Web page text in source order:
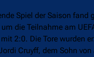
Spiel der Saison fand
die Teilnahme am
2:0. Die Tore wurden
Cruyff, dem Sohn